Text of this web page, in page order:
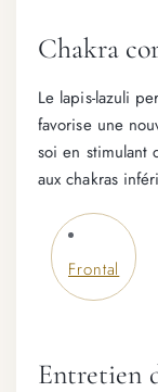
Chakra
Le lapis-lazuli
favorise une
soi en stimulant
aux chakras
Frontal
Entretien